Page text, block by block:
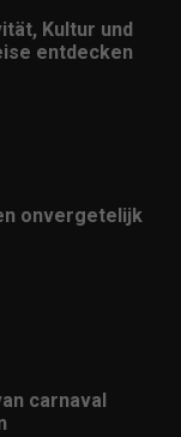
Kultur und
entdecken
onvergetelijk
carnaval